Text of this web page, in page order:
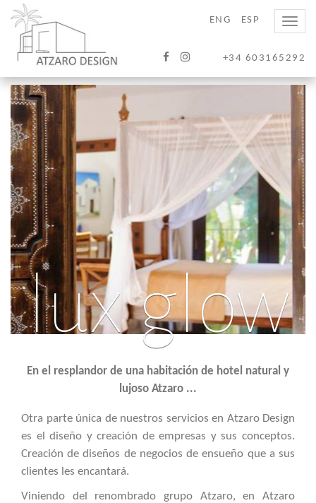
ENG ESP
+34 603165292
Toggle
lux glow
En el resplandor de una habitación de hotel natural y
lujoso Atzaro ...
Otra parte única de nuestros servicios en Atzaro Design
es el diseño y creación de empresas y sus conceptos.
Creación de diseños de negocios de ensueño que a sus
clientes les encantará.
Viniendo del renombrado grupo Atzaro, en Atzaro